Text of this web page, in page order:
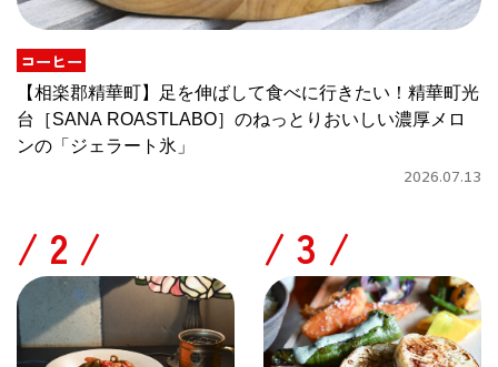
コーヒー
【相楽郡精華町】足を伸ばして食べに行きたい！精華町光
台［SANA ROASTLABO］のねっとりおいしい濃厚メロ
ンの「ジェラート氷」
2026.07.13
/ /